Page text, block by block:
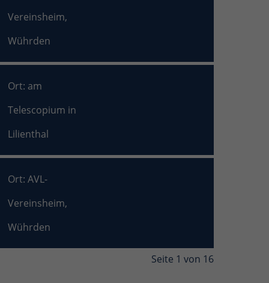
Vereinsheim,
Wührden
Ort: am
Telescopium in
Lilienthal
Ort: AVL-
Vereinsheim,
Wührden
Seite 1 von 16